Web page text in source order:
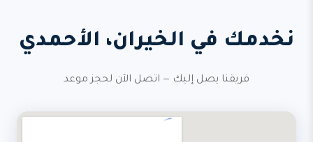
نخدمك في الخيران، الأحمدي
فريقنا يصل إليك — اتصل الآن لحجز موعد